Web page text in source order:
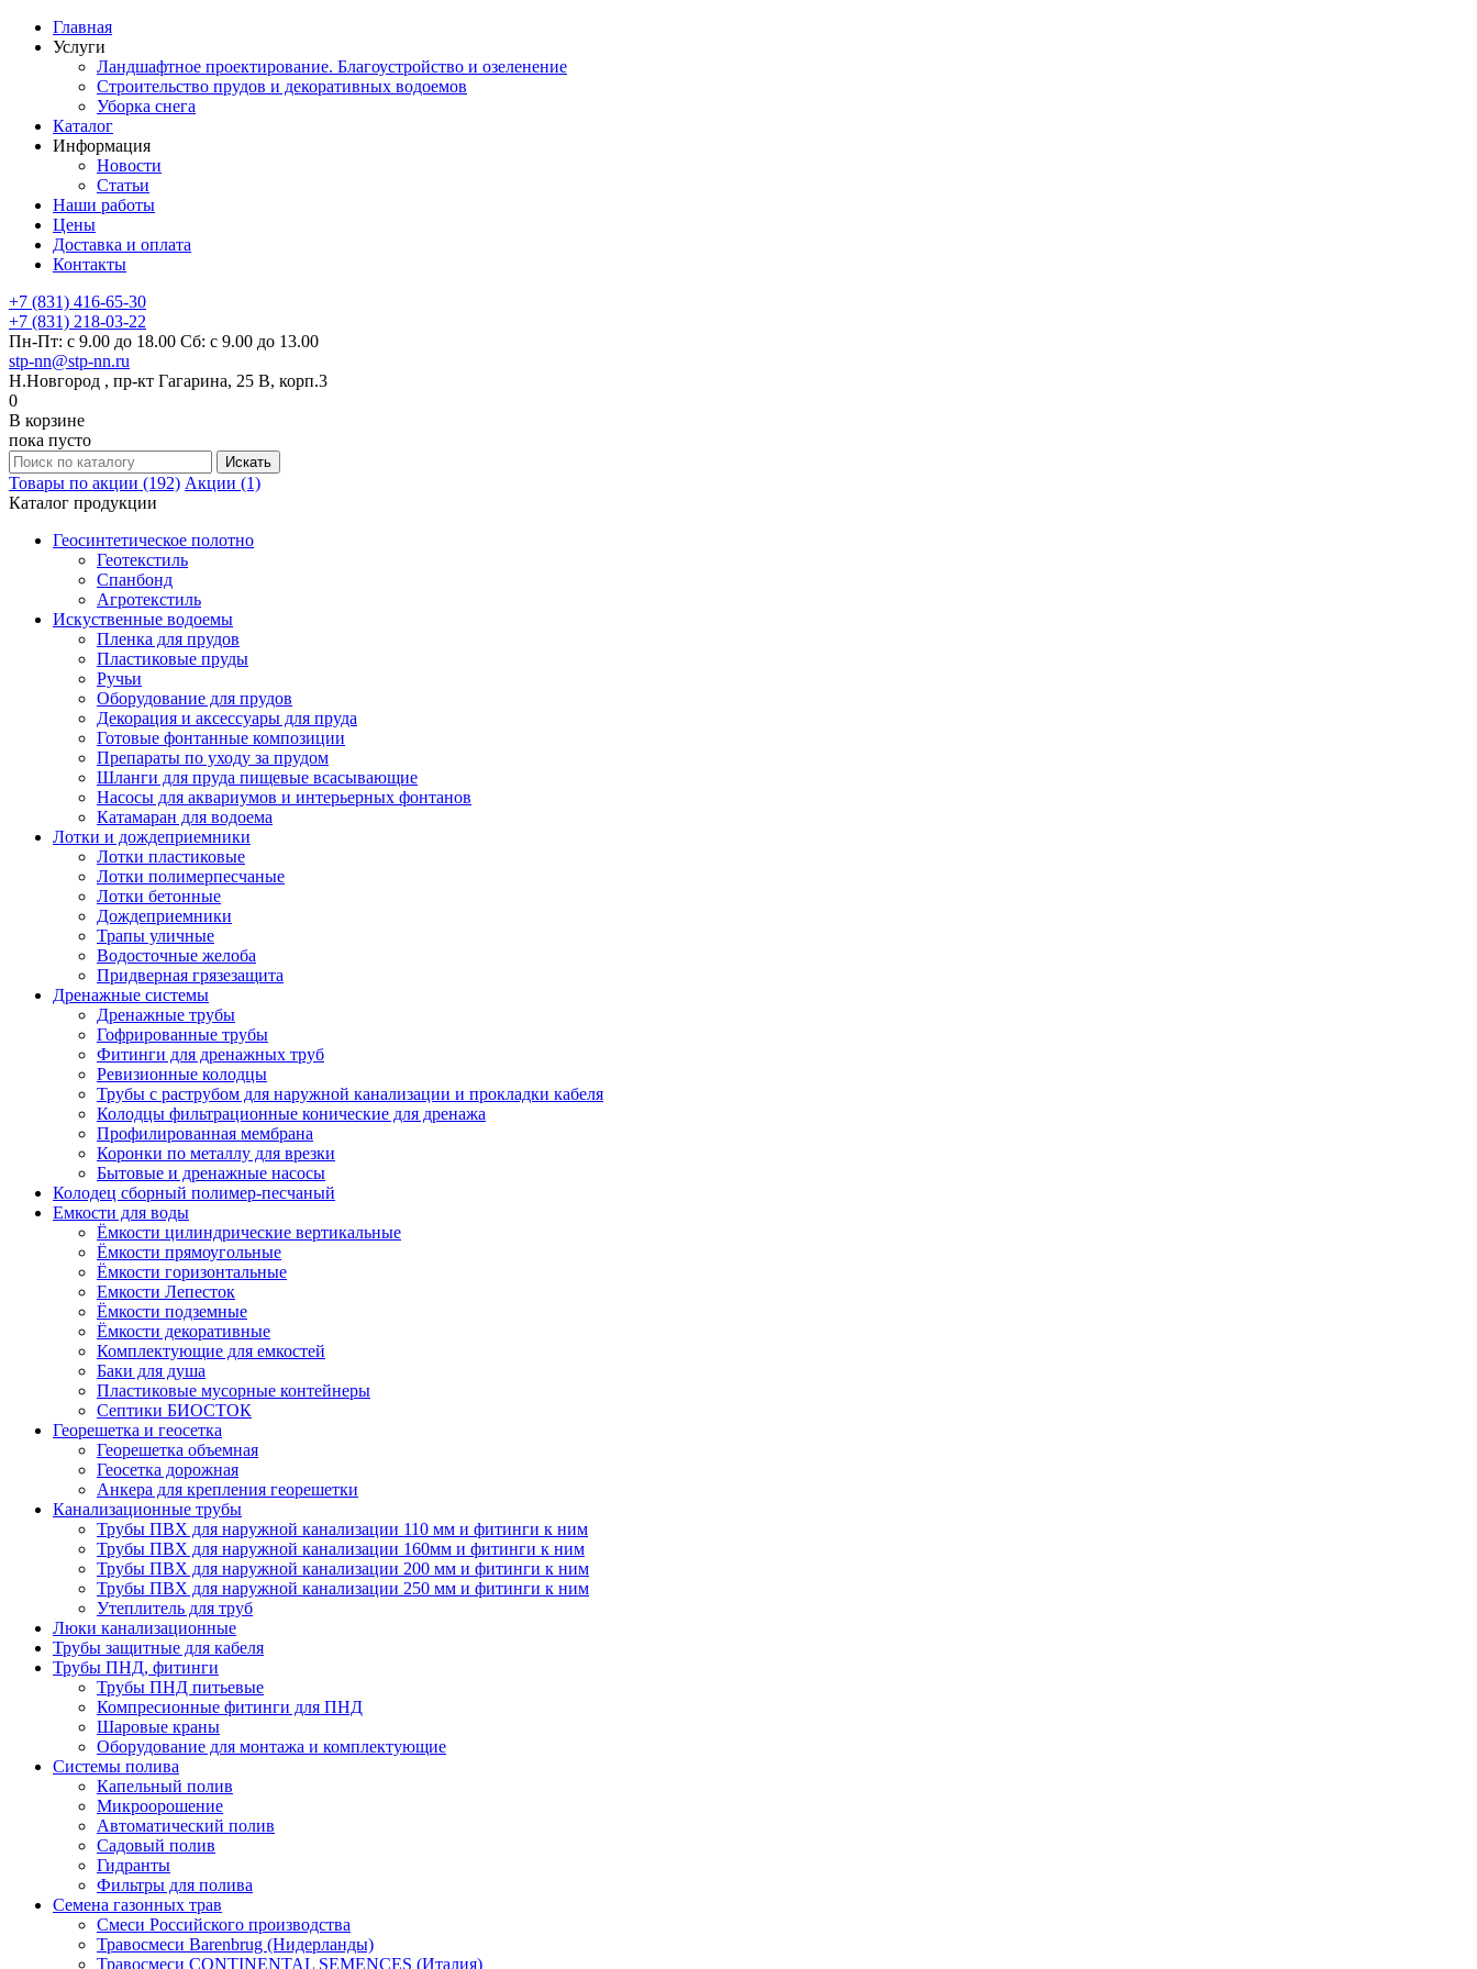
Главная
Услуги
Ландшафтное проектирование. Благоустройство и озеленение
Строительство прудов и декоративных водоемов
Уборка снега
Каталог
Информация
Новости
Статьи
Наши работы
Цены
Доставка и оплата
Контакты
+7 (831) 416-65-30
+7 (831) 218-03-22
Пн-Пт: с 9.00 до 18.00 Сб: с 9.00 до 13.00
stp-nn@stp-nn.ru
Н.Новгород , пр-кт Гагарина, 25 В, корп.3
0
В корзине
пока пусто
Товары по акции (192) Акции (1)
Каталог продукции
Геосинтетическое полотно
Геотекстиль
Спанбонд
Агротекстиль
Искуственные водоемы
Пленка для прудов
Пластиковые пруды
Ручьи
Оборудование для прудов
Декорация и аксессуары для пруда
Готовые фонтанные композиции
Препараты по уходу за прудом
Шланги для пруда пищевые всасывающие
Насосы для аквариумов и интерьерных фонтанов
Катамаран для водоема
Лотки и дождеприемники
Лотки пластиковые
Лотки полимерпесчаные
Лотки бетонные
Дождеприемники
Трапы уличные
Водосточные желоба
Придверная грязезащита
Дренажные системы
Дренажные трубы
Гофрированные трубы
Фитинги для дренажных труб
Ревизионные колодцы
Трубы с раструбом для наружной канализации и прокладки кабеля
Колодцы фильтрационные конические для дренажа
Профилированная мембрана
Коронки по металлу для врезки
Бытовые и дренажные насосы
Колодец сборный полимер-песчаный
Емкости для воды
Ёмкости цилиндрические вертикальные
Ёмкости прямоугольные
Ёмкости горизонтальные
Емкости Лепесток
Ёмкости подземные
Ёмкости декоративные
Комплектующие для емкостей
Баки для душа
Пластиковые мусорные контейнеры
Септики БИОСТОК
Георешетка и геосетка
Георешетка объемная
Геосетка дорожная
Анкера для крепления георешетки
Канализационные трубы
Трубы ПВХ для наружной канализации 110 мм и фитинги к ним
Трубы ПВХ для наружной канализации 160мм и фитинги к ним
Трубы ПВХ для наружной канализации 200 мм и фитинги к ним
Трубы ПВХ для наружной канализации 250 мм и фитинги к ним
Утеплитель для труб
Люки канализационные
Трубы защитные для кабеля
Трубы ПНД, фитинги
Трубы ПНД питьевые
Компресионные фитинги для ПНД
Шаровые краны
Оборудование для монтажа и комплектующие
Системы полива
Капельный полив
Микроорошение
Автоматический полив
Садовый полив
Гидранты
Фильтры для полива
Семена газонных трав
Смеси Российского производства
Травосмеси Barenbrug (Нидерланды)
Травосмеси CONTINENTAL SEMENCES (Италия)